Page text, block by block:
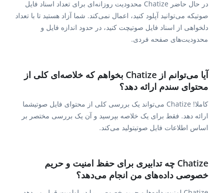
در حال حاضر Chatize محدودیت روزانه‌ای برای تعداد اسناد فایل
صوتیکه می‌توانید آپلود کنید، اعمال نمی‌کند. شما آزاد هستید تا با تعداد
دلخواهی از اسناد فایل صوتیچت کنید، در حدود اندازه فایل و
محدودیت‌های صفحه فردی.
آیا می‌توانم از Chatize بخواهم که خلاصه‌ای کلی از
محتوای سندم ارائه دهد؟
کاملا! Chatize می‌تواند یک بررسی کلی از محتوای فایل صوتیشما
ارائه دهد. فقط برای یک خلاصه بپرسید و آن یک بررسی مختصر بر
اساس اطلاعات فایل صوتیتولید می‌کند.
Chatize چه تدابیری برای حفظ امنیت و حریم
خصوصی داده‌های من انجام می‌دهد؟